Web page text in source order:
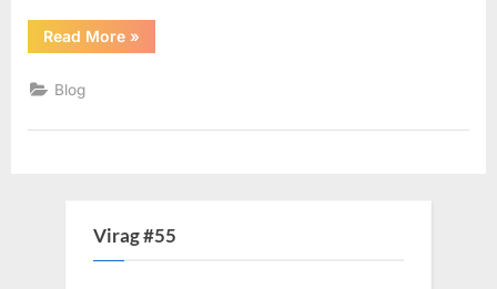
Read More“A
Bak
»
Blog
Virag #55